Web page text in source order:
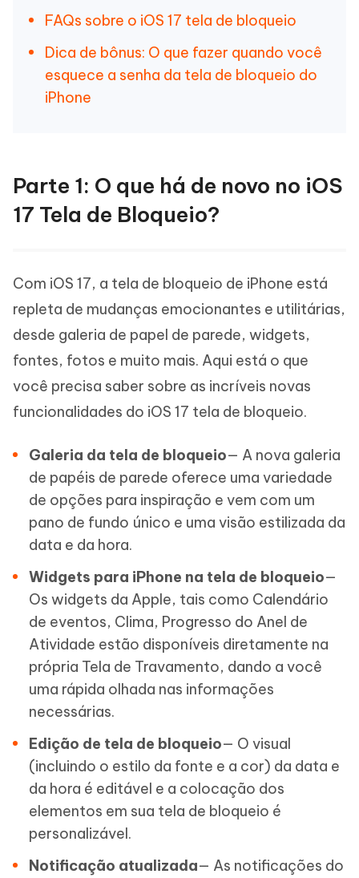
FAQs sobre o iOS 17 tela de bloqueio
Dica de bônus: O que fazer quando você
esquece a senha da tela de bloqueio do
iPhone
Parte 1: O que há de novo no iOS
17 Tela de Bloqueio?
Com iOS 17, a tela de bloqueio de iPhone está
repleta de mudanças emocionantes e utilitárias,
desde galeria de papel de parede, widgets,
fontes, fotos e muito mais. Aqui está o que
você precisa saber sobre as incríveis novas
funcionalidades do iOS 17 tela de bloqueio.
Galeria da tela de bloqueio— A nova galeria
de papéis de parede oferece uma variedade
de opções para inspiração e vem com um
pano de fundo único e uma visão estilizada da
data e da hora.
Widgets para iPhone na tela de bloqueio—
Os widgets da Apple, tais como Calendário
de eventos, Clima, Progresso do Anel de
Atividade estão disponíveis diretamente na
própria Tela de Travamento, dando a você
uma rápida olhada nas informações
necessárias.
Edição de tela de bloqueio— O visual
(incluindo o estilo da fonte e a cor) da data e
da hora é editável e a colocação dos
elementos em sua tela de bloqueio é
personalizável.
Notificação atualizada— As notificações do